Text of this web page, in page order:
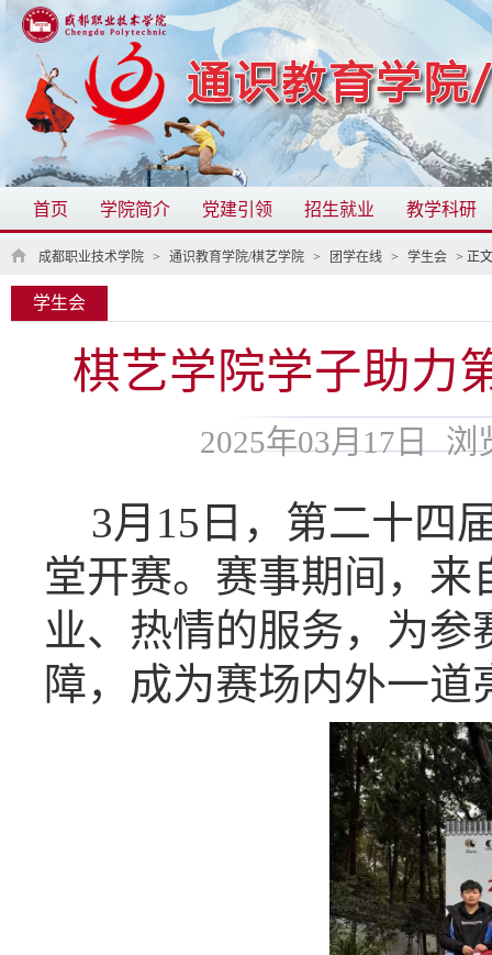
首页 学院简介 党建引领 招生就业 教学科研
成都职业技术学院 > 通识教育学院/棋艺学院 > 团学在线 > 学生会 > 正文
学生会
棋艺学院学子助力
2025年03月17日 浏
3月15日，第二十四
堂开赛。赛事期间，来
业、热情的服务，为
障，成为赛场内外一